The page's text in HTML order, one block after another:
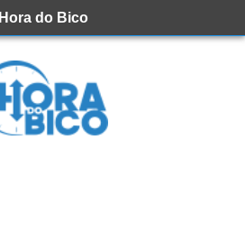
Hora do Bico